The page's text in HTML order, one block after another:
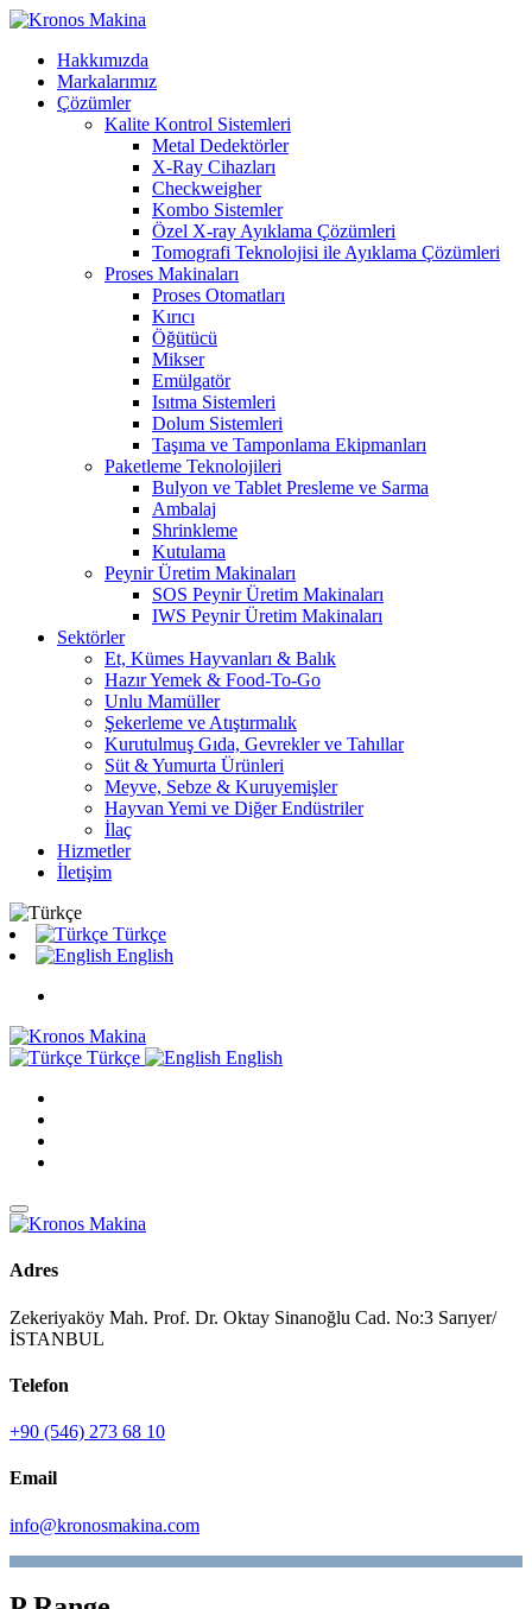
Hakkımızda
Markalarımız
Çözümler
Kalite Kontrol Sistemleri
Metal Dedektörler
X-Ray Cihazları
Checkweigher
Kombo Sistemler
Özel X-ray Ayıklama Çözümleri
Tomografi Teknolojisi ile Ayıklama Çözümleri
Proses Makinaları
Proses Otomatları
Kırıcı
Öğütücü
Mikser
Emülgatör
Isıtma Sistemleri
Dolum Sistemleri
Taşıma ve Tamponlama Ekipmanları
Paketleme Teknolojileri
Bulyon ve Tablet Presleme ve Sarma
Ambalaj
Shrinkleme
Kutulama
Peynir Üretim Makinaları
SOS Peynir Üretim Makinaları
IWS Peynir Üretim Makinaları
Sektörler
Et, Kümes Hayvanları & Balık
Hazır Yemek & Food-To-Go
Unlu Mamüller
Şekerleme ve Atıştırmalık
Kurutulmuş Gıda, Gevrekler ve Tahıllar
Süt & Yumurta Ürünleri
Meyve, Sebze & Kuruyemişler
Hayvan Yemi ve Diğer Endüstriler
İlaç
Hizmetler
İletişim
Türkçe
English
Türkçe English
Adres
Zekeriyaköy Mah. Prof. Dr. Oktay Sinanoğlu Cad. No:3 Sarıyer/
İSTANBUL
Telefon
+90 (546) 273 68 10
Email
info@kronosmakina.com